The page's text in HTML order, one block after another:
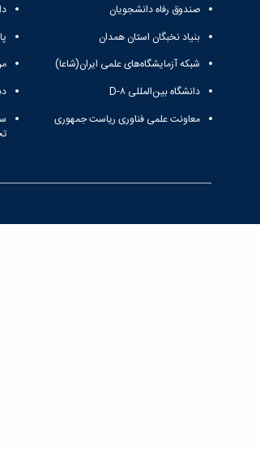
صندوق رفاه دانشجویان
بنیاد نخبگان استان همدان
شبکه آزمایشگاه‌های علمی ایران(شاعا)
دانشگاه بین‌المللی D-۸
معاونت علمی فناوری ریاست جمهوری